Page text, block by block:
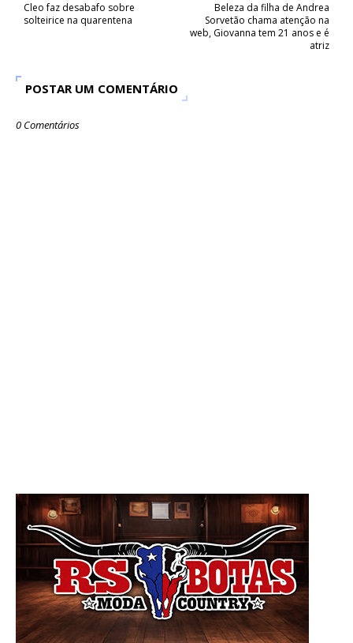
Beleza da filha de Andrea
Sorvetão chama atenção na
web, Giovanna tem 21 anos e é
atriz
Cleo faz desabafo sobre
solteirice na quarentena
POSTAR UM COMENTÁRIO
0 Comentários